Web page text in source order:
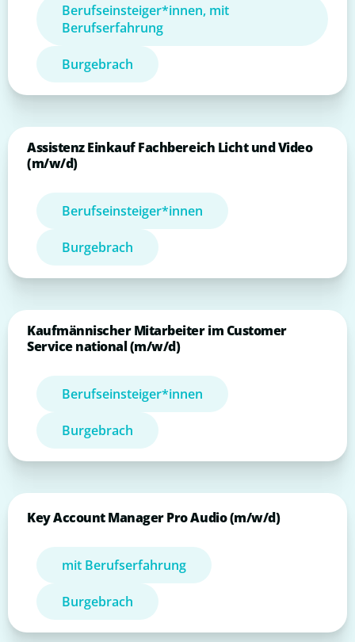
Berufseinsteiger*innen, mit
Berufserfahrung
Burgebrach
Assistenz Einkauf Fachbereich Licht und Video
(m/w/d)
Berufseinsteiger*innen
Burgebrach
Kaufmännischer Mitarbeiter im Customer
Service national (m/w/d)
Berufseinsteiger*innen
Burgebrach
Key Account Manager Pro Audio (m/w/d)
mit Berufserfahrung
Burgebrach